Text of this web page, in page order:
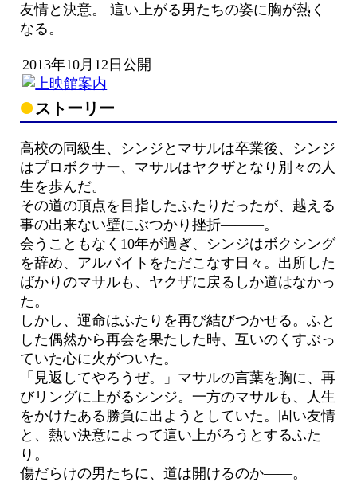
友情と決意。 這い上がる男たちの姿に胸が熱く
なる。
2013年10月12日公開
ストーリー
高校の同級生、シンジとマサルは卒業後、シンジ
はプロボクサー、マサルはヤクザとなり別々の人
生を歩んだ。
その道の頂点を目指したふたりだったが、越える
事の出来ない壁にぶつかり挫折———。
会うこともなく10年が過ぎ、シンジはボクシング
を辞め、アルバイトをただこなす日々。出所した
ばかりのマサルも、ヤクザに戻るしか道はなかっ
た。
しかし、運命はふたりを再び結びつかせる。ふと
した偶然から再会を果たした時、互いのくすぶっ
ていた心に火がついた。
「見返してやろうぜ。」マサルの言葉を胸に、再
びリングに上がるシンジ。一方のマサルも、人生
をかけたある勝負に出ようとしていた。固い友情
と、熱い決意によって這い上がろうとするふた
り。
傷だらけの男たちに、道は開けるのか——。